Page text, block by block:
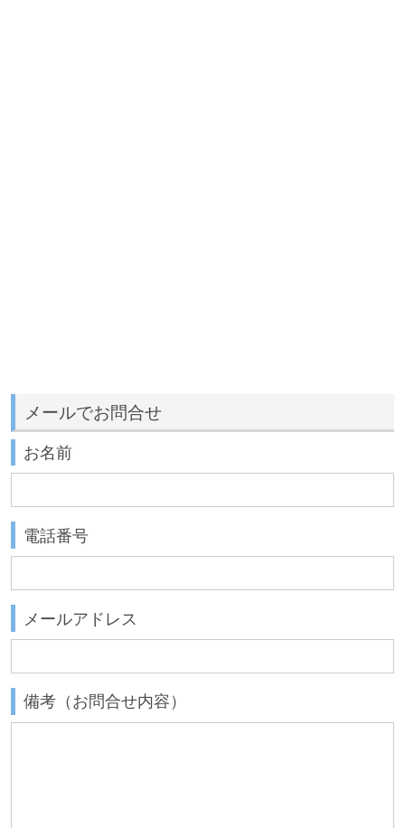
メールでお問合せ
お名前
電話番号
メールアドレス
備考（お問合せ内容）